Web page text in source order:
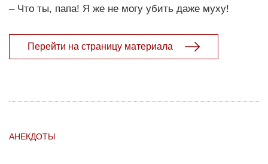
– Что ты, папа! Я же не могу убить даже муху!
Перейти на страницу материала
АНЕКДОТЫ